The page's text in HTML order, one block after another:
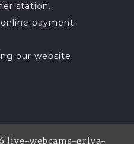
station.
payment
our website.
live-webcams-griva-